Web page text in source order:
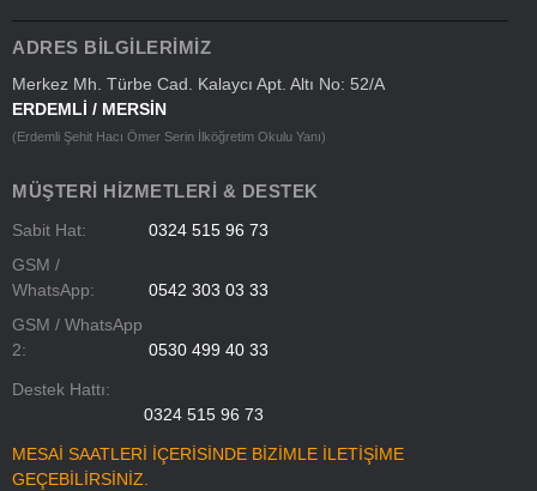
ADRES BILGILERIMIZ
Merkez Mh. Türbe Cad. Kalaycı Apt. Altı No: 52/A
ERDEMLİ / MERSİN
(Erdemli Şehit Hacı Ömer Serin İlköğretim Okulu Yanı)
MÜŞTERI HIZMETLERI & DESTEK
Sabit Hat:
0324 515 96 73
GSM /
WhatsApp:
0542 303 03 33
GSM / WhatsApp
2:
0530 499 40 33
Destek Hattı:
0324 515 96 73
MESAİ SAATLERİ İÇERİSİNDE BİZİMLE İLETİŞİME
GEÇEBİLİRSİNİZ.